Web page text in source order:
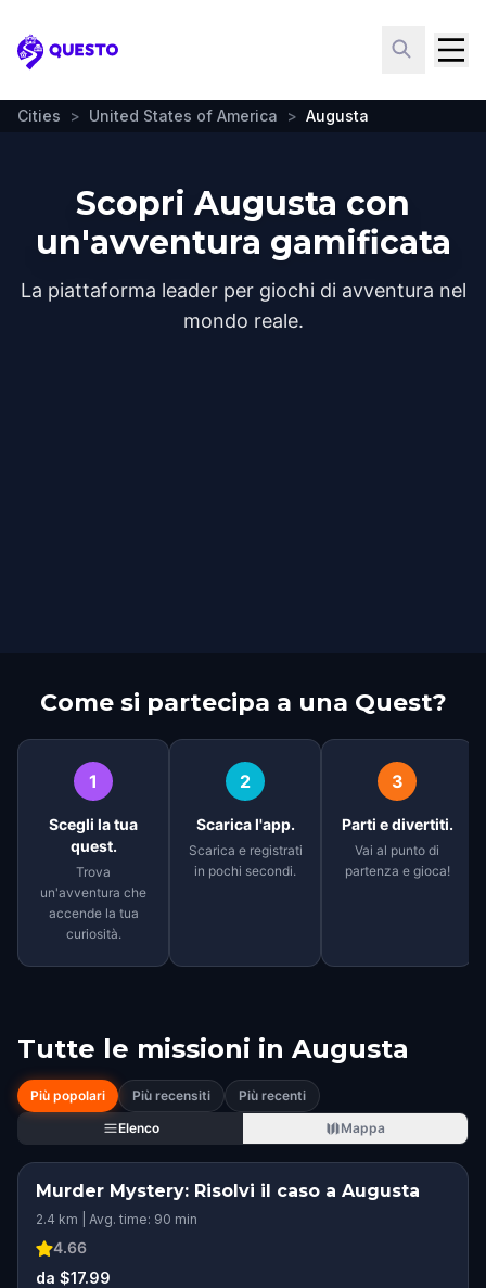
Questo
Cities > United States of America > Augusta
Scopri Augusta con
un'avventura gamificata
La piattaforma leader per giochi di avventura nel
mondo reale.
Come si partecipa a una Quest?
1
Scegli la tua
quest.
Trova
un'avventura che
accende la tua
curiosità.
2
Scarica l'app.
Scarica e registrati
in pochi secondi.
3
Parti e divertiti.
Vai al punto di
partenza e gioca!
Tutte le missioni in Augusta
Più popolari Più recensiti
Più recenti
Elenco
Mappa
Murder Mystery: Risolvi il caso a Augusta
2.4 km | Avg. time: 90 min
4.66
da $17.99